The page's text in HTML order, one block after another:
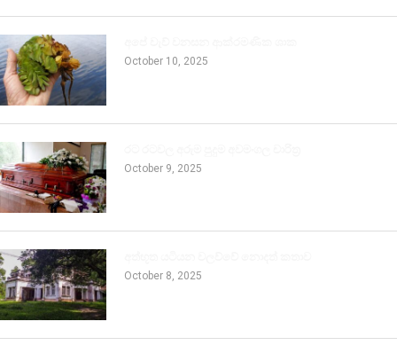
October 10, 2025
October 9, 2025
October 8, 2025